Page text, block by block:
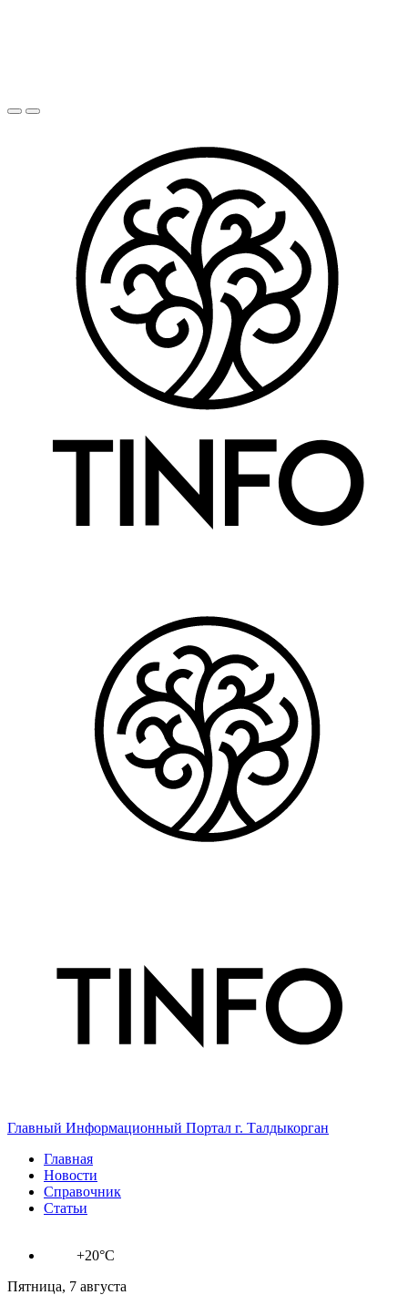
Главный Информационный Портал г. Талдыкорган
Главная
Новости
Справочник
Статьи
+20°C
Пятница, 7 августа